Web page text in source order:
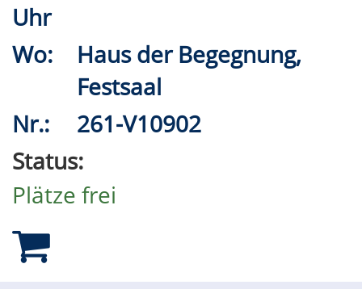
Uhr
Wo:
Haus der Begegnung,
Festsaal
Nr.:
261-V10902
Status:
Plätze frei